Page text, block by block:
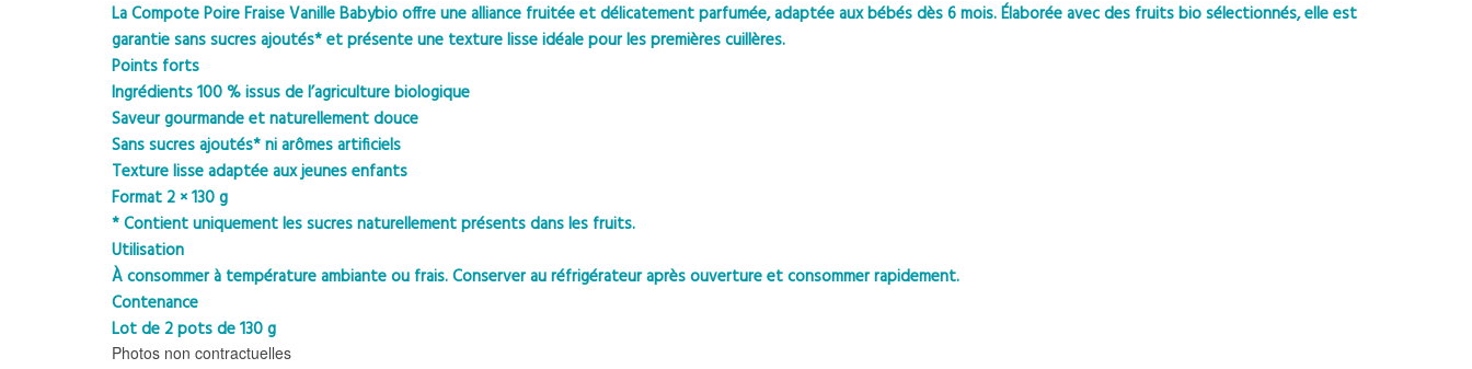
La Compote Poire Fraise Vanille Babybio offre une alliance fruitée et délicatement parfumée, adaptée aux bébés dès 6 mois. Élaborée avec des fruits bio sélectionnés, elle est
garantie sans sucres ajoutés* et présente une texture lisse idéale pour les premières cuillères.
Points forts
Ingrédients 100 % issus de l’agriculture biologique
Saveur gourmande et naturellement douce
Sans sucres ajoutés* ni arômes artificiels
Texture lisse adaptée aux jeunes enfants
Format 2 × 130 g
* Contient uniquement les sucres naturellement présents dans les fruits.
Utilisation
À consommer à température ambiante ou frais. Conserver au réfrigérateur après ouverture et consommer rapidement.
Contenance
Lot de 2 pots de 130 g
Photos non contractuelles